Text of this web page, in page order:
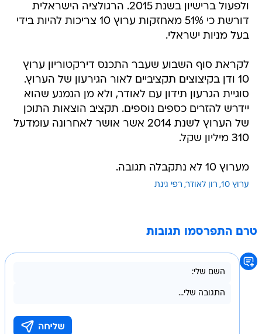
בעל מניות ישראלי.
לקראת סוף השבוע שעבר התכנס דירקטוריון ערוץ
סוגיית הגרעון תידון עם לאודר, ולא מן הנמנע שהוא
יידרש להזרים כספים נוספים. תקציב הוצאות התוכן
של הערוץ לשנת 2014 אשר אושר לאחרונה עומדעל
310 מיליון שקל.
מערוץ 10 לא נתקבלה תגובה.
בשליחת התגובה אני מסכים לתנאי השימוש